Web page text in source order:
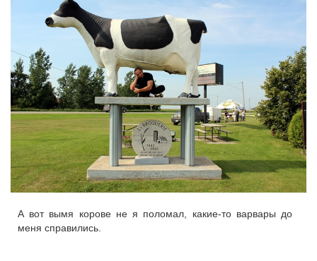
А вот вымя корове не я поломал, какие-то варвары до
меня справились.